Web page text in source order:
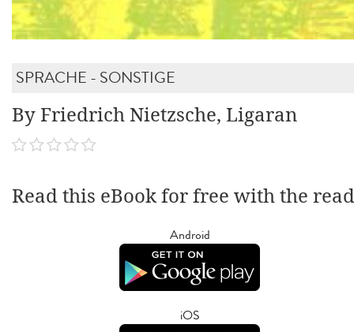
SPRACHE - SONSTIGE
By Friedrich Nietzsche, Ligaran
Read this eBook for free with the
Android
iOS